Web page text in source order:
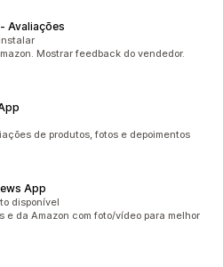
Avaliações
Mostrar feedback do vendedor.
de produtos, fotos e depoimentos
App
disponível
e da Amazon com foto/vídeo para melhor